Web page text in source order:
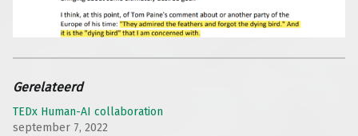
Gerelateerd
TEDx Human-AI collaboration
september 7, 2022